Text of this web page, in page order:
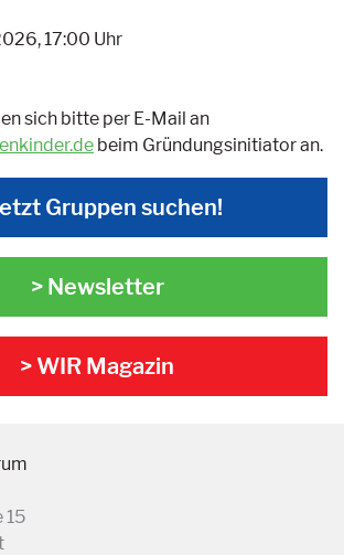
17:00 Uhr
sich bitte per E-Mail an
beim Gründungsinitiator an.
Gruppen suchen!
> Newsletter
> WIR Magazin
15